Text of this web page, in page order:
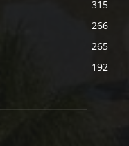
315
266
265
192